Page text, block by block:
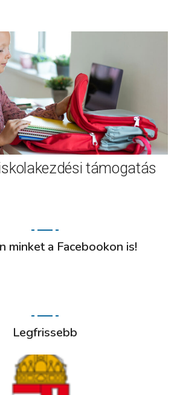
támogatás
minket a Facebookon is!
Legfrissebb